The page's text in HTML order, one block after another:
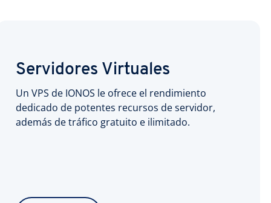
Servidores Virtuales
Un VPS de IONOS le ofrece el rendimiento
dedicado de potentes recursos de servidor,
además de tráfico gratuito e ilimitado.